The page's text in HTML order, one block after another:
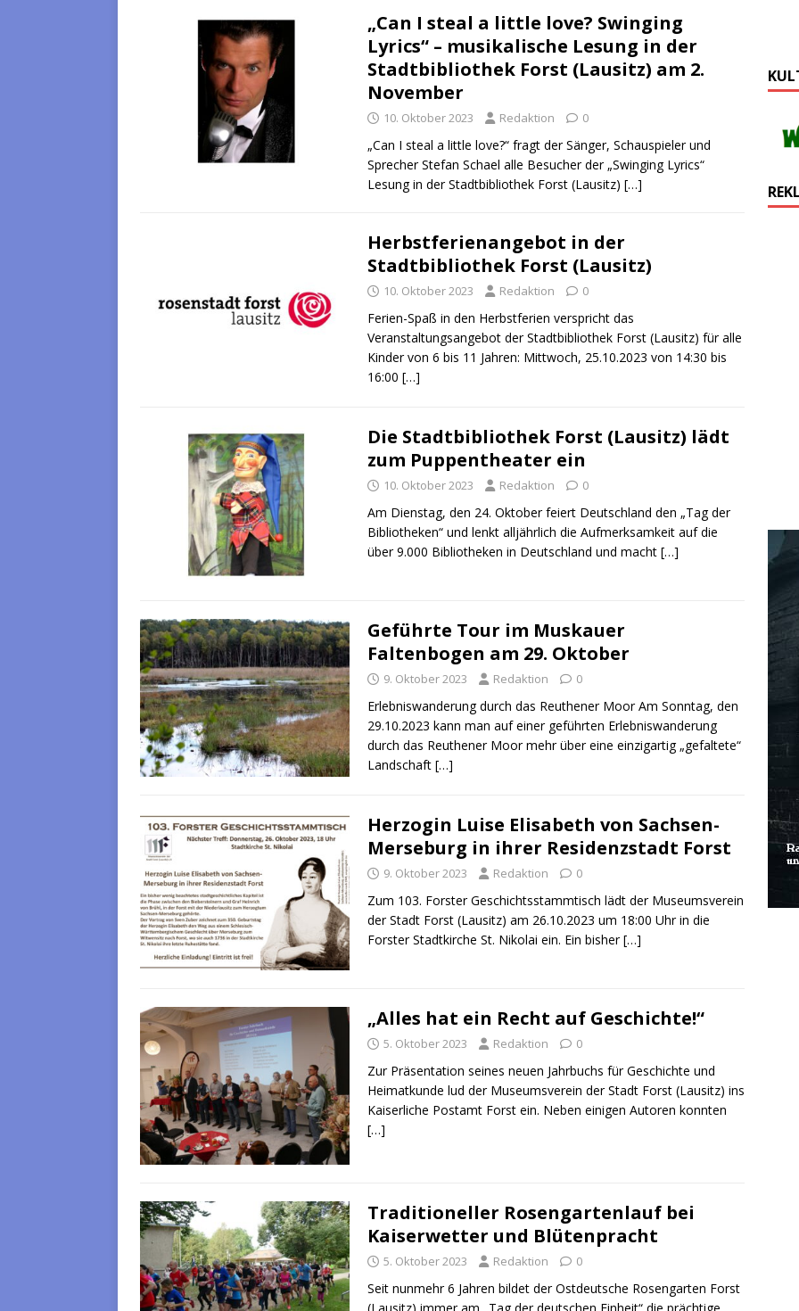
„Can I steal a little love? Swinging
Lyrics“ – musikalische Lesung in der
Stadtbibliothek Forst (Lausitz) am 2.
November
10. Oktober 2023 Redaktion 0
„Can I steal a little love?“ fragt der Sänger, Schauspieler und
Sprecher Stefan Schael alle Besucher der „Swinging Lyrics“
Lesung in der Stadtbibliothek Forst (Lausitz) […]
Herbstferienangebot in der
Stadtbibliothek Forst (Lausitz)
10. Oktober 2023 Redaktion 0
Ferien-Spaß in den Herbstferien verspricht das
Veranstaltungsangebot der Stadtbibliothek Forst (Lausitz) für alle
Kinder von 6 bis 11 Jahren: Mittwoch, 25.10.2023 von 14:30 bis
16:00 […]
Die Stadtbibliothek Forst (Lausitz) lädt
zum Puppentheater ein
10. Oktober 2023 Redaktion 0
Am Dienstag, den 24. Oktober feiert Deutschland den „Tag der
Bibliotheken“ und lenkt alljährlich die Aufmerksamkeit auf die
über 9.000 Bibliotheken in Deutschland und macht […]
Geführte Tour im Muskauer
Faltenbogen am 29. Oktober
9. Oktober 2023 Redaktion 0
Erlebniswanderung durch das Reuthener Moor Am Sonntag, den
29.10.2023 kann man auf einer geführten Erlebniswanderung
durch das Reuthener Moor mehr über eine einzigartig „gefaltete“
Landschaft […]
Herzogin Luise Elisabeth von Sachsen-
Merseburg in ihrer Residenzstadt Forst
9. Oktober 2023 Redaktion 0
Zum 103. Forster Geschichtsstammtisch lädt der Museumsverein
der Stadt Forst (Lausitz) am 26.10.2023 um 18:00 Uhr in die
Forster Stadtkirche St. Nikolai ein. Ein bisher[…]
„Alles hat ein Recht auf Geschichte!“
5. Oktober 2023 Redaktion 0
Zur Präsentation seines neuen Jahrbuchs für Geschichte und
Heimatkunde lud der Museumsverein der Stadt Forst (Lausitz) ins
Kaiserliche Postamt Forst ein. Neben einigen Autoren konnten
[…]
Traditioneller Rosengartenlauf bei
Kaiserwetter und Blütenpracht
5. Oktober 2023 Redaktion 0
Seit nunmehr 6 Jahren bildet der Ostdeutsche Rosengarten Forst